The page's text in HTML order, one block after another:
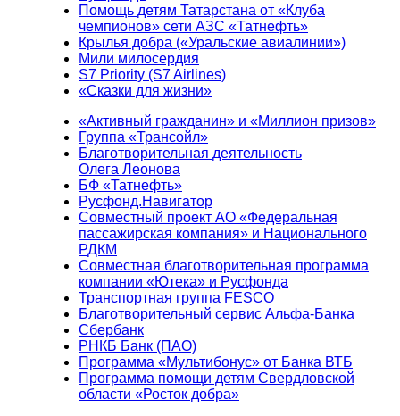
Помощь детям Татарстана от «Клуба
чемпионов» сети АЗС «Татнефть»
Крылья добра («Уральские авиалинии»)
Мили милосердия
S7 Priority (S7 Airlines)
«Сказки для жизни»
«Активный гражданин» и «Миллион призов»
Группа «Трансойл»
Благотворительная деятельность
Олега Леонова
БФ «Татнефть»
Русфонд.Навигатор
Совместный проект АО «Федеральная
пассажирская компания» и Национального
РДКМ
Совместная благотворительная программа
компании «Ютека» и Русфонда
Транспортная группа FESCO
Благотворительный сервис Альфа-Банка
Сбербанк
РНКБ Банк (ПАО)
Программа «Мультибонус» от Банка ВТБ
Программа помощи детям Свердловской
области «Росток добра»